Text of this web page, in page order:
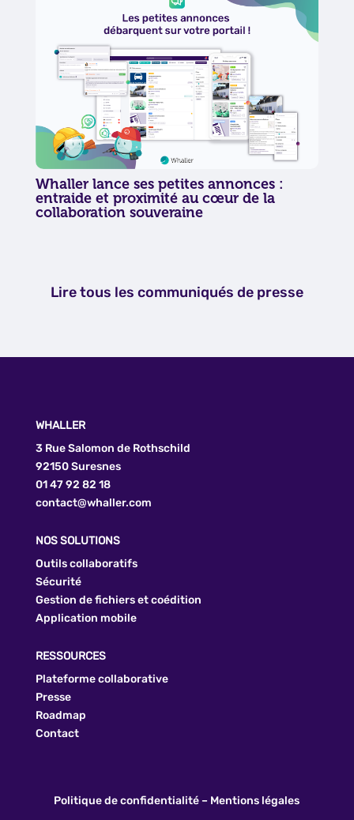
Whaller lance ses petites annonces :
entraide et proximité au cœur de la
collaboration souveraine
Lire tous les communiqués de presse
WHALLER
3 Rue Salomon de Rothschild
92150 Suresnes
01 47 92 82 18
contact@whaller.com
NOS SOLUTIONS
Outils collaboratifs
Sécurité
Gestion de fichiers et coédition
Application mobile
RESSOURCES
Plateforme collaborative
Presse
Roadmap
Contact
Politique de confidentialité– Mentions légales